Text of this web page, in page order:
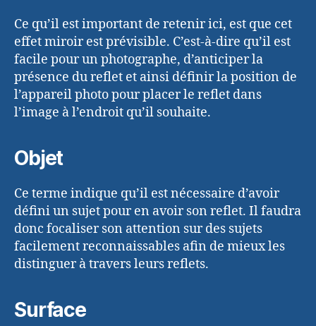
Ce qu’il est important de retenir ici, est que cet
effet miroir est prévisible. C’est-à-dire qu’il est
facile pour un photographe, d’anticiper la
présence du reflet et ainsi définir la position de
l’appareil photo pour placer le reflet dans
l’image à l’endroit qu’il souhaite.
Objet
Ce terme indique qu’il est nécessaire d’avoir
défini un sujet pour en avoir son reflet. Il faudra
donc focaliser son attention sur des sujets
facilement reconnaissables afin de mieux les
distinguer à travers leurs reflets.
Surface